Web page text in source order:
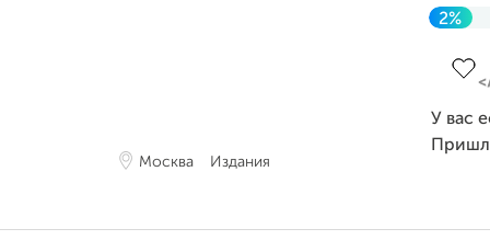
Москва Издания
2%
У вас